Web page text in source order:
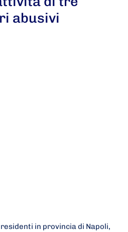
abusivi
in provincia di Napoli,